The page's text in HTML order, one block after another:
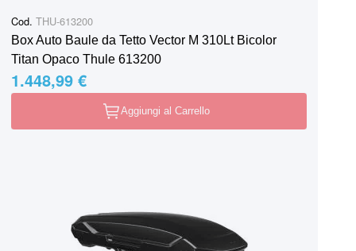
Cod. THU-613200
Box Auto Baule da Tetto Vector M 310Lt Bicolor
Titan Opaco Thule 613200
1.448,99 €
Aggiungi al Carrello